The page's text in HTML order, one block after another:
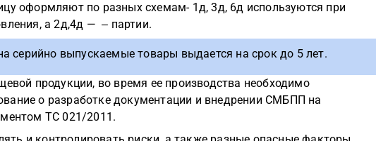
оформляют по разных схемам- 1д, 3д, 6д используются при
а 2д,4д — ‒ партии.
серийно выпускаемые товары выдается на срок до 5 лет.
продукции, во время ее производства необходимо
о разработке документации и внедрении СМБПП на
ТС 021/2011.